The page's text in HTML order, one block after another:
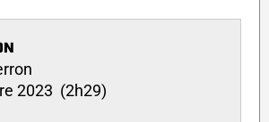
2023 (2h29)